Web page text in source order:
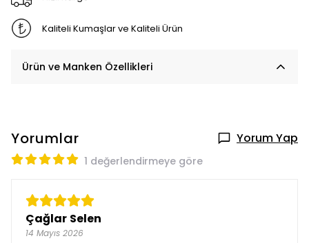
Kaliteli Kumaşlar ve Kaliteli Ürün
Ürün ve Manken Özellikleri
Yorumlar Yorum Yap
1 değerlendirmeye göre
Çağlar Selen
14 Mayıs 2026